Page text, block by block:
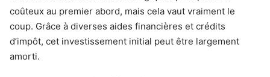
coûteux au premier abord, mais cela vaut vraiment le
coup. Grâce à diverses aides financières et crédits
d’impôt, cet investissement initial peut être largement
amorti.